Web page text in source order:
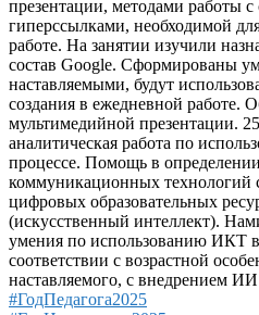
презентации, методами работы
гиперссылками, необходимой
работе. На занятии изучили
состав Google. Сформированы
наставляемыми, будут
создания в ежедневной работе.
мультимедийной презентации.
аналитическая работа по
процессе. Помощь в
коммуникационных
цифровых образовательных
(искусственный интеллект).
умения по использованию ИКТ в
соответствии с возрастной
наставляемого, с внедрением ИИ
#ГодПедагога2025